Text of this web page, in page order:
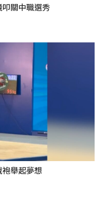
叩關中職選秀
舉起夢想